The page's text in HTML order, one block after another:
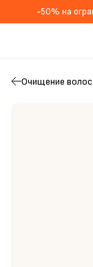
-50% на
Очищение волос